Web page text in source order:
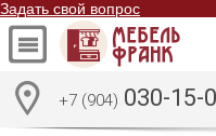
Задать свой вопрос
+7 (904) 030-15-